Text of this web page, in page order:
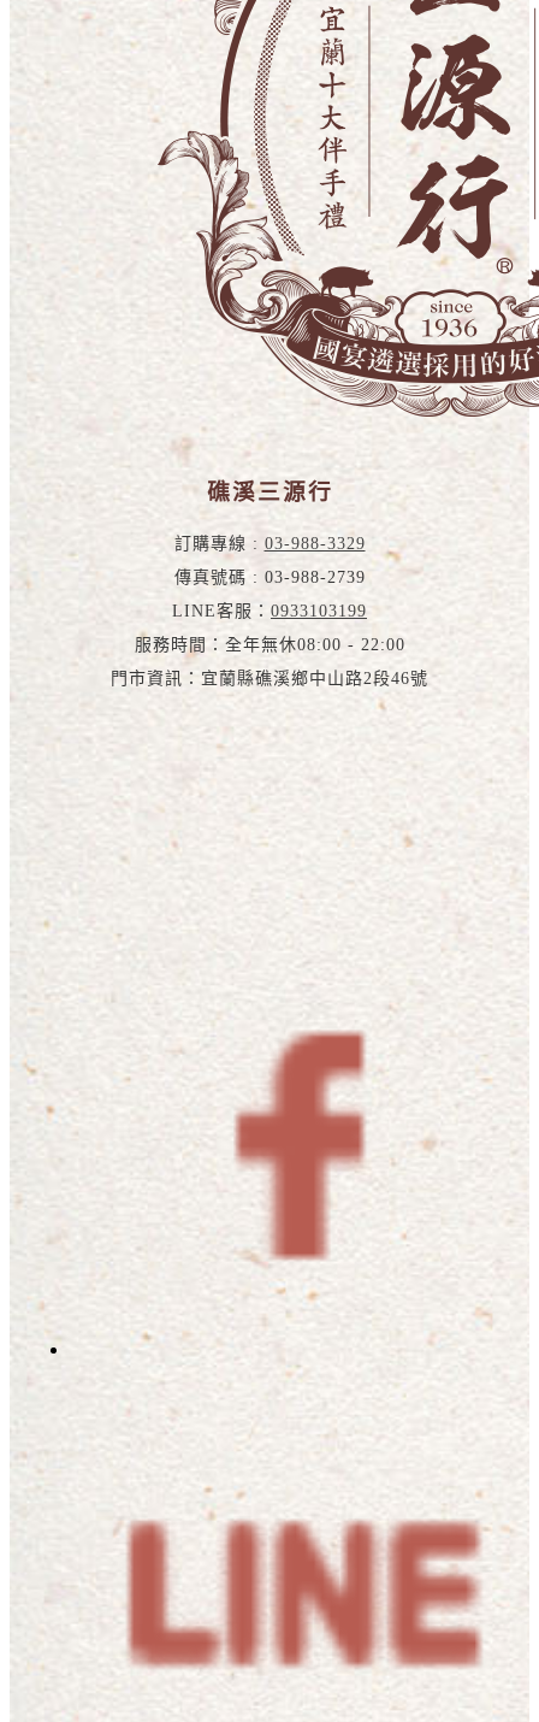
礁溪三源行
訂購專線 : 03-988-3329
傳真號碼 : 03-988-2739
LINE客服： 0933103199
服務時間：全年無休08:00 - 22:00
門市資訊：宜蘭縣礁溪鄉中山路2段46號